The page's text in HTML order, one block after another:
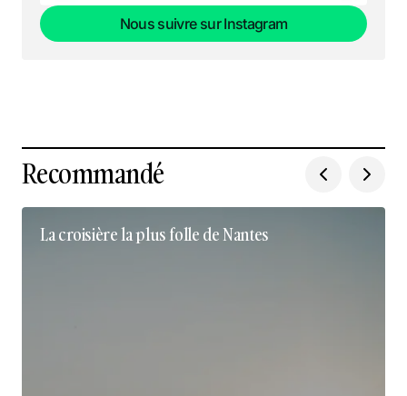
Nous suivre sur Instagram
Recommandé
La croisière la plus folle de Nantes